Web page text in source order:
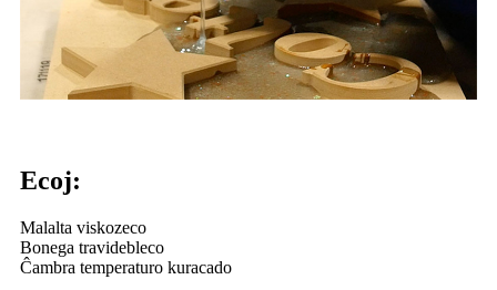
Ecoj:
Malalta viskozeco
Bonega travidebleco
Ĉambra temperaturo kuracado